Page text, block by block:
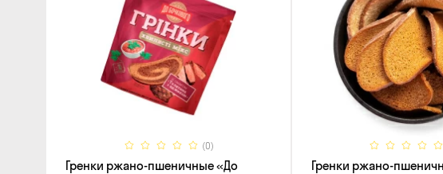
(0)
Гренки ржано-пшеничные «До
Гренки ржано-